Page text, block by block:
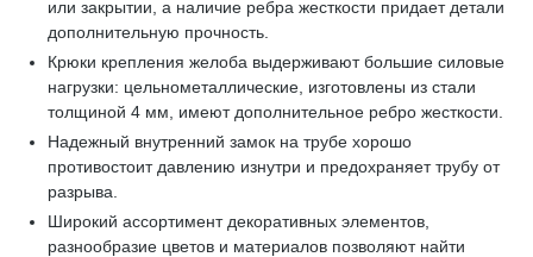
или закрытии, а наличие ребра жесткости придает детали
дополнительную прочность.
Крюки крепления желоба выдерживают большие силовые
нагрузки: цельнометаллические, изготовлены из стали
толщиной 4 мм, имеют дополнительное ребро жесткости.
Надежный внутренний замок на трубе хорошо
противостоит давлению изнутри и предохраняет трубу от
разрыва.
Широкий ассортимент декоративных элементов,
разнообразие цветов и материалов позволяют найти